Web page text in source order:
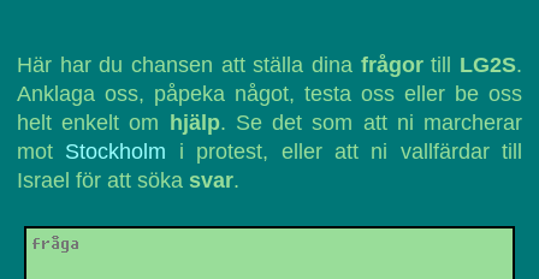
Här har du chansen att ställa dina frågortill LG2S.
Anklaga oss, påpeka något, testa oss eller be oss
helt enkelt om
hjälp. Se det som att ni marcherar
mot Stockholm i protest, eller att ni vallfärdar till
Israel för att söka svar.